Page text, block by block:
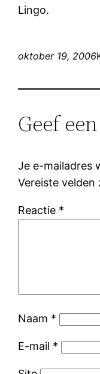
Lingo.
oktober 19, 2006
Geef
Je e-mailadres
Vereiste
Reactie *
Naam *
E-mail *